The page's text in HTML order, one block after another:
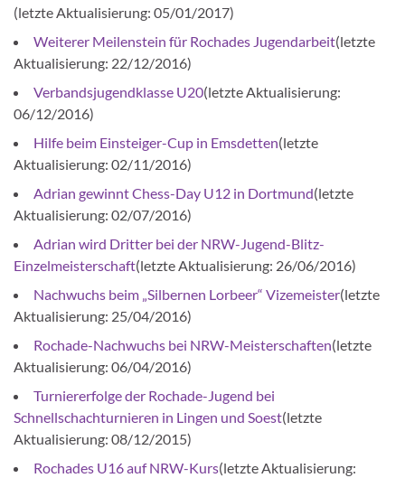
(letzte Aktualisierung: 05/01/2017)
Weiterer Meilenstein für Rochades Jugendarbeit(letzte
Aktualisierung: 22/12/2016)
Verbandsjugendklasse U20(letzte Aktualisierung:
06/12/2016)
Hilfe beim Einsteiger-Cup in Emsdetten(letzte
Aktualisierung: 02/11/2016)
Adrian gewinnt Chess-Day U12 in Dortmund(letzte
Aktualisierung: 02/07/2016)
Adrian wird Dritter bei der NRW-Jugend-Blitz-
Einzelmeisterschaft(letzte Aktualisierung: 26/06/2016)
Nachwuchs beim „Silbernen Lorbeer“ Vizemeister(letzte
Aktualisierung: 25/04/2016)
Rochade-Nachwuchs bei NRW-Meisterschaften(letzte
Aktualisierung: 06/04/2016)
Turniererfolge der Rochade-Jugend bei
Schnellschachturnieren in Lingen und Soest(letzte
Aktualisierung: 08/12/2015)
Rochades U16 auf NRW-Kurs(letzte Aktualisierung: